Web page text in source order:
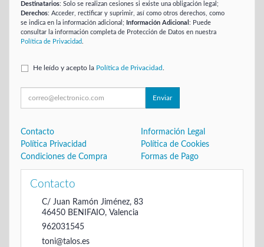
Destinatarios: Solo se realizan cesiones si existe una obligación legal;
Derechos: Acceder, rectificar y suprimir, así como otros derechos, como
se indica en la información adicional;
Información Adicional : Puede
consultar la información completa de Protección de Datos en nuestra
Política de Privacidad.
He leído y acepto la Política de Privacidad
Enviar
Contacto
Información Legal
Política Privacidad
Política de Cookies
Condiciones de Compra
Formas de Pago
Contacto
C/ Juan Ramón Jiménez, 83
46450 BENIFAIO, Valencia
962031545
toni@talos.es